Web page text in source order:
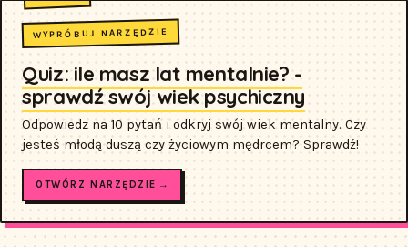
WYPRÓBUJ NARZĘDZIE
Quiz: ile masz lat mentalnie? -
sprawdź swój wiek psychiczny
Odpowiedz na 10 pytań i odkryj swój wiek mentalny. Czy
jesteś młodą duszą czy życiowym mędrcem? Sprawdź!
OTWÓRZ NARZĘDZIE →